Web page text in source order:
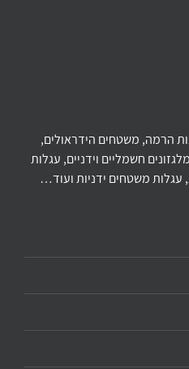
הרמה, משטחים הידראולים,
חשמליים וידניים, עגלות
עגלות משטחים ידניות ועוד…